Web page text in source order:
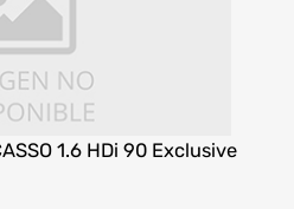
1.6 HDi 90 Exclusive